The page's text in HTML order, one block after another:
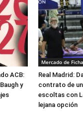
ACB:
y
Mercado de
Real Madrid:
contrato de
escoltas con
lejana opción